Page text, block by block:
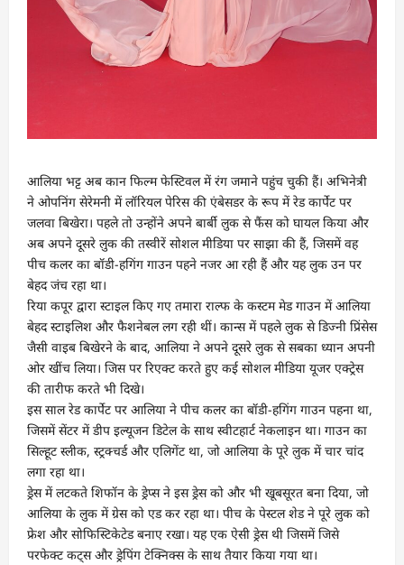
आलिया भट्ट अब कान फिल्म फेस्टिवल में रंग जमाने पहुंच चुकी हैं। अभिनेत्री
ने ओपनिंग सेरेमनी में लॉरियल पेरिस की एंबेसडर के रूप में रेड कार्पेट पर
जलवा बिखेरा। पहले तो उन्होंने अपने बार्बी लुक से फैंस को घायल किया और
अब अपने दूसरे लुक की तस्वीरें सोशल मीडिया पर साझा की हैं, जिसमें वह
पीच कलर का बॉडी-हगिंग गाउन पहने नजर आ रही हैं और यह लुक उन पर
बेहद जंच रहा था।
रिया कपूर द्वारा स्टाइल किए गए तमारा राल्फ के कस्टम मेड गाउन में आलिया
बेहद स्टाइलिश और फैशनेबल लग रही थीं। कान्स में पहले लुक से डिज्नी प्रिंसेस
जैसी वाइब बिखेरने के बाद, आलिया ने अपने दूसरे लुक से सबका ध्यान अपनी
ओर खींच लिया। जिस पर रिएक्ट करते हुए कई सोशल मीडिया यूजर एक्ट्रेस
की तारीफ करते भी दिखे।
इस साल रेड कार्पेट पर आलिया ने पीच कलर का बॉडी-हगिंग गाउन पहना था,
जिसमें सेंटर में डीप इल्यूजन डिटेल के साथ स्वीटहार्ट नेकलाइन था। गाउन का
सिल्हूट स्लीक, स्ट्रक्चर्ड और एलिगेंट था, जो आलिया के पूरे लुक में चार चांद
लगा रहा था।
ड्रेस में लटकते शिफॉन के ड्रेप्स ने इस ड्रेस को और भी खूबसूरत बना दिया, जो
आलिया के लुक में ग्रेस को एड कर रहा था। पीच के पेस्टल शेड ने पूरे लुक को
फ्रेश और सोफिस्टिकेटेड बनाए रखा। यह एक ऐसी ड्रेस थी जिसमें जिसे
परफेक्ट कट्स और ड्रेपिंग टेक्निक्स के साथ तैयार किया गया था।